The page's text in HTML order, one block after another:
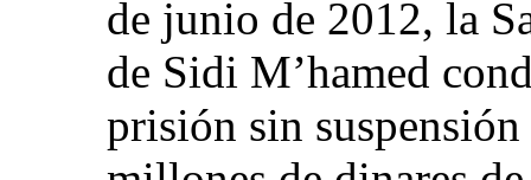
de junio de 2012, la
de Sidi M’hamed
prisión sin